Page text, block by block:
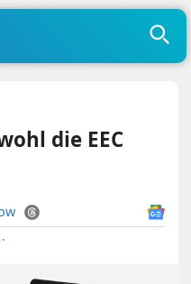
die EEC